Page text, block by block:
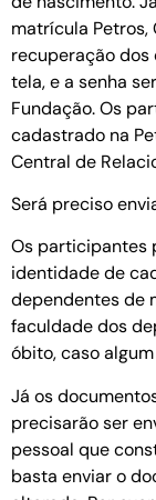
matrícula Petros,
recuperação dos
tela, e a senha
Fundação. Os
cadastrado na
Central de
Será preciso
Os participantes
identidade de
dependentes de
faculdade dos
óbito, caso
Já os
precisarão ser
pessoal que
basta enviar o